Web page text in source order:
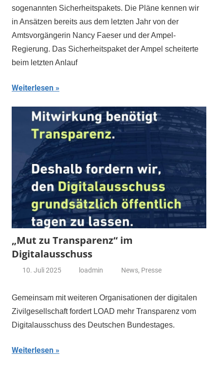
sogenannten Sicherheitspakets. Die Pläne kennen wir
in Ansätzen bereits aus dem letzten Jahr von der
Amtsvorgängerin Nancy Faeser und der Ampel-
Regierung. Das Sicherheitspaket der Ampel scheiterte
beim letzten Anlauf
Weiterlesen
„Mut zu Transparenz“ im
Digitalausschuss
10. Juli 2025 loadmin News, Presse
Gemeinsam mit weiteren Organisationen der digitalen
Zivilgesellschaft fordert LOAD mehr Transparenz vom
Digitalausschuss des Deutschen Bundestages.
Weiterlesen